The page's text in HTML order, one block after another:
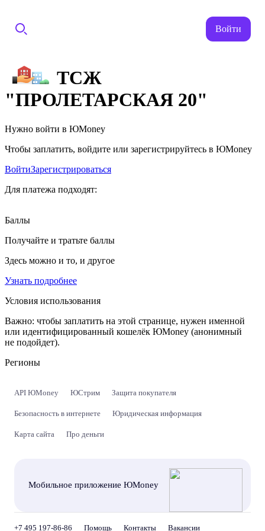
Войти
ТСЖ
"ПРОЛЕТАРСКАЯ 20"
Нужно войти в ЮMoney
Чтобы заплатить, войдите или зарегистрируйтесь в ЮMoney
ВойтиЗарегистрироваться
Для платежа подходят:
Баллы
Получайте и тратьте баллы
Здесь можно и то, и другое
Узнать подробнее
Условия использования
Важно: чтобы заплатить на этой странице, нужен именной
или идентифицированный кошелёк ЮMoney (анонимный
не подойдет).
Регионы
API ЮMoney ЮСтрим Защита покупателя
Безопасность в интернете Юридическая информация
Карта сайта Про деньги
Мобильное приложение ЮMoney
+7 495 197-86-86 Помощь Контакты Вакансии